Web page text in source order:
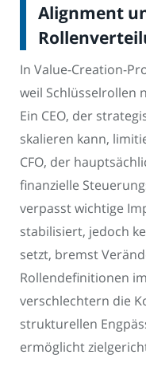
Alignment
In Value-Creation-
weil Schlüsselrollen
Ein CEO, der
skalieren kann,
CFO, der
finanzielle
verpasst wichtige
stabilisiert, jedoch
setzt, bremst
Rollendefinitionen
verschlechtern die
strukturellen
ermöglicht